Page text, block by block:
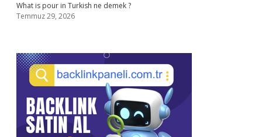
What is pour in Turkish ne demek ?
Temmuz 29, 2026